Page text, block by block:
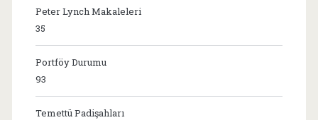
Peter Lynch Makaleleri
35
Portföy Durumu
93
Temettü Padişahları